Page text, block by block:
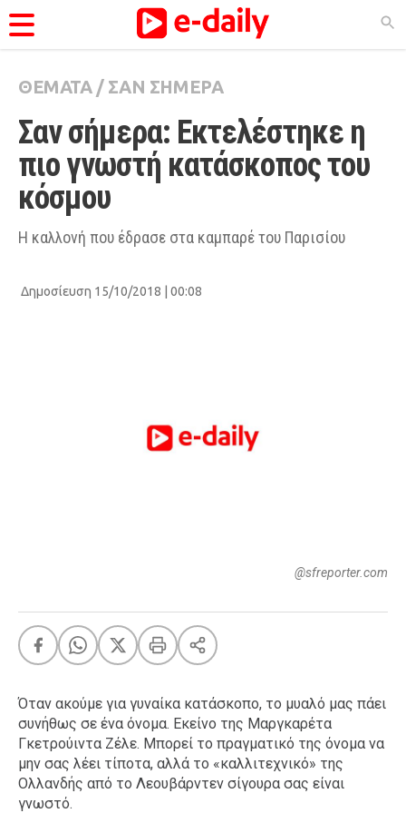
ΚΑΤΗΓΟΡΊΕΣ
Ειδήσεις
Θέματα
Videos
Podcasts
Life
A-List LGBTQI+
LIFE
Food
ΘΕΜΑΤΑ/ ΣΑΝ ΣΗΜΕΡΑ
Σαν σήμερα: Εκτελέστηκε η
πιο γνωστή κατάσκοπος του
κόσμου
Η καλλονή που έδρασε στα καμπαρέ του Παρισίου
Δημοσίευση 15/10/2018 | 00:08
@sfreporter.com
Όταν ακούμε για γυναίκα κατάσκοπο, το μυαλό μας πάει
συνήθως σε ένα όνομα. Εκείνο της Μαργκαρέτα
Γκετρούιντα Ζέλε. Μπορεί το πραγματικό της όνομα να
μην σας λέει τίποτα, αλλά το «καλλιτεχνικό» της
Ολλανδής από το Λεουβάρντεν σίγουρα σας είναι
γνωστό.